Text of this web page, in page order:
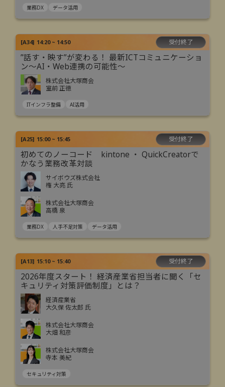
業務DX データ活用
[A34] 14:20 ~ 14:50 受付終了
”話す・映す”が変わる！ 最新ICTコミュニケーショ
ン～AI・Web連携の可能性～
株式会社大塚商会
室前 正徳
ITインフラ整備 AI活用
[A25] 15:00 ~ 15:45 受付終了
初めてのノーコード kintone ・ QuickCreatorで
かなう業務改革対談
サイボウズ株式会社
権 大亮 氏
株式会社大塚商会
高橋 泉
業務DX 人手不足対策 データ活用
[A13] 15:10 ~ 15:40 受付終了
2026年度スタート！ 経済産業省担当者に聞く「セ
キュリティ対策評価制度」とは？
経済産業省
大久保 佐太郎 氏
株式会社大塚商会
大畑 和彦
株式会社大塚商会
寺本 美紀
セキュリティ対策